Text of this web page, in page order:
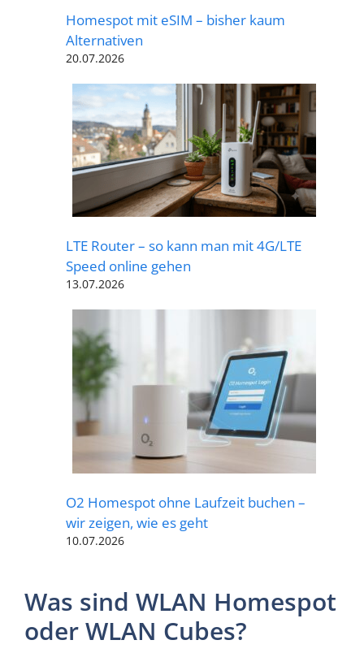
Homespot mit eSIM – bisher kaum
Alternativen
20.07.2026
LTE Router – so kann man mit 4G/LTE
Speed online gehen
13.07.2026
O2 Homespot ohne Laufzeit buchen –
wir zeigen, wie es geht
10.07.2026
Was sind WLAN Homespot
oder WLAN Cubes?